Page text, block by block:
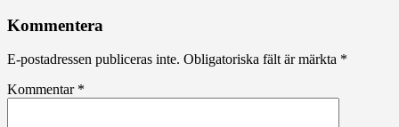
Kommentera
E-postadressen publiceras inte. Obligatoriska fält är märkta *
Kommentar *